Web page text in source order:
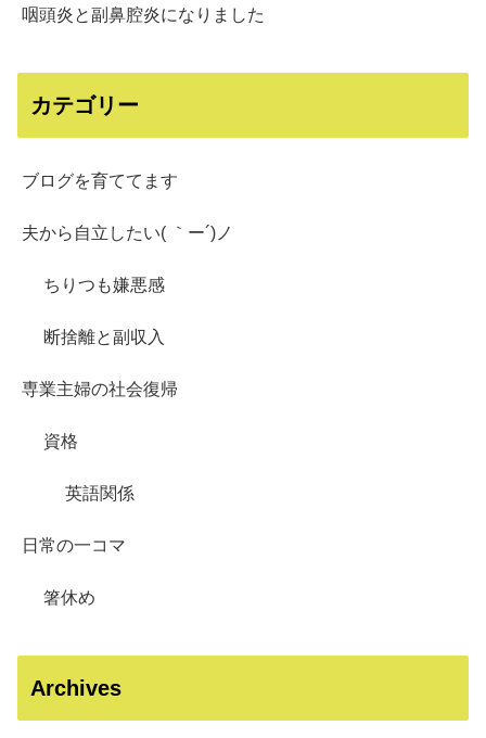
咽頭炎と副鼻腔炎になりました
カテゴリー
ブログを育ててます
夫から自立したい( ｀ー´)ノ
ちりつも嫌悪感
断捨離と副収入
専業主婦の社会復帰
資格
英語関係
日常の一コマ
箸休め
Archives